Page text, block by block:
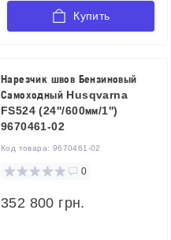
Купить
Нарезчик швов Бензиновый
Самоходный Husqvarna
FS524 (24''/600мм/1'')
9670461-02
Код товара: 9670461-02
0
352 800 грн.